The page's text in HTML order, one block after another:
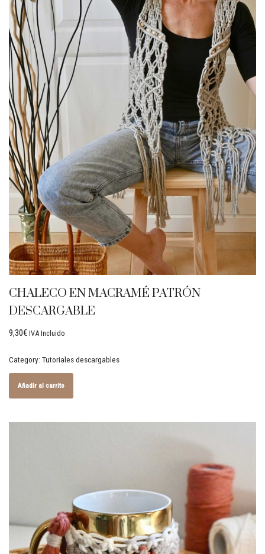
CHALECO EN MACRAMÉ PATRÓN
DESCARGABLE
9,30€ IVA Incluido
Category: Tutoriales descargables
Añadir al carrito